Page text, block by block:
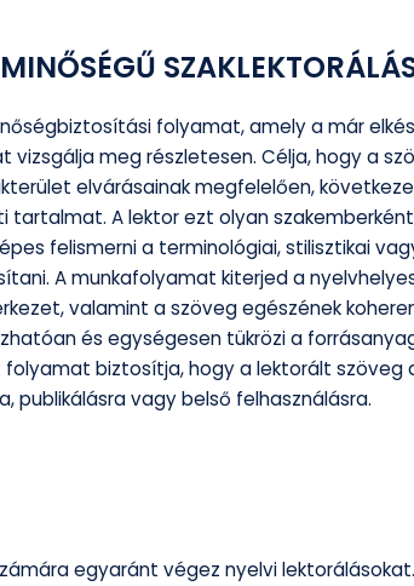
folyamat, amely a már
vizsgálja meg részletesen. Célja, hogy a
elvárásainak megfelelően,
tartalmat. A lektor ezt olyan
felismerni a terminológiai, stilisztikai
A munkafolyamat kiterjed a
valamint a szöveg egészének
és egységesen tükrözi a
biztosítja, hogy a lektorált szöveg
publikálásra vagy belső felhasználásra.
egyaránt végez nyelvi